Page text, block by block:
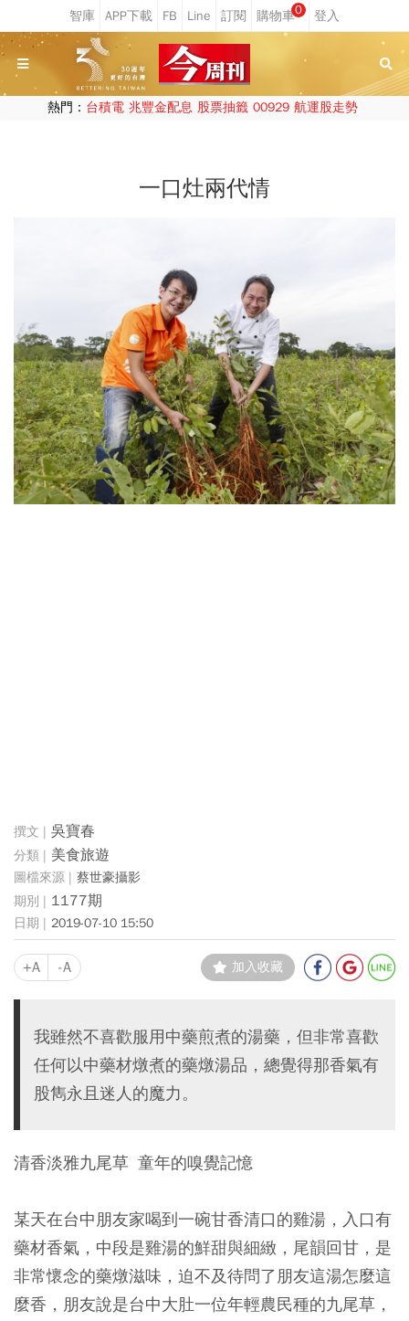
0
熱門： 台積電 兆豐金配息 股票抽籤 00929 航運股走勢
一口灶兩代情
吳寶春
美食旅遊
蔡世豪攝影
1177期
2019-07-10 15:50
+A -A 加入收藏
我雖然不喜歡服用中藥煎煮的湯藥，但非常喜歡
任何以中藥材燉煮的藥燉湯品，總覺得那香氣有
股雋永且迷人的魔力。
清香淡雅九尾草 童年的嗅覺記憶
某天在台中朋友家喝到一碗甘香清口的雞湯，入口有
藥材香氣，中段是雞湯的鮮甜與細緻，尾韻回甘，是
非常懷念的藥燉滋味，迫不及待問了朋友這湯怎麼這
麼香，朋友說是台中大肚一位年輕農民種的九尾草，